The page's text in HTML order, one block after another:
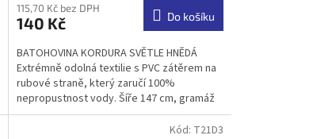
115,70 Kč bez DPH
140 Kč Do košíku
BATOHOVINA KORDURA SVĚTLE HNĚDÁ
Extrémně odolná textilie s PVC zátěrem na
rubové straně, který zaručí 100%
nepropustnost vody. Šíře 147 cm, gramáž
360 g/m2, 100% PES....
Kód: T21D3